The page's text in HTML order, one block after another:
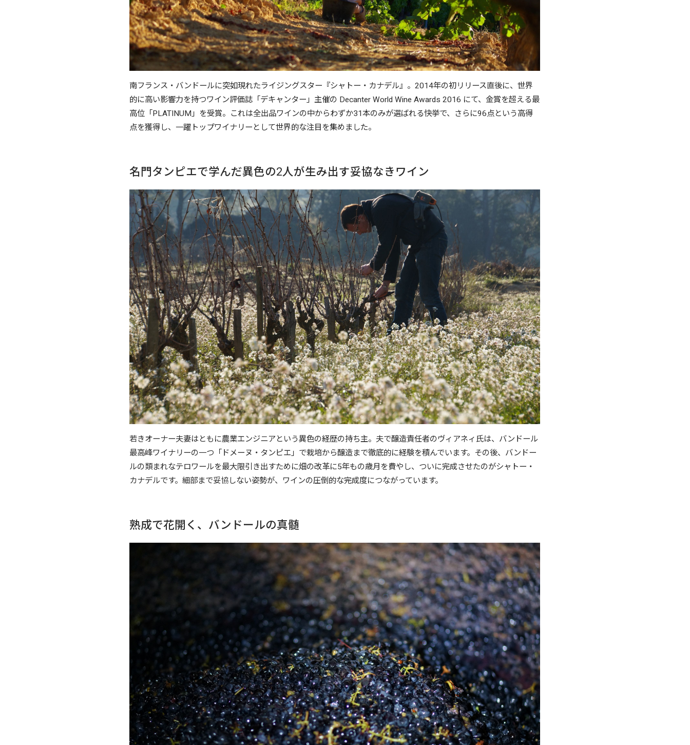
南フランス・バンドールに突如現れたライジングスター『シャトー・カナデル』。2014年の初リリース直後に、世界
的に高い影響力を持つワイン評価誌「デキャンター」主催の Decanter World Wine Awards 2016 にて、金賞を超える最
高位「PLATINUM」を受賞。これは全出品ワインの中からわずか31本のみが選ばれる快挙で、さらに96点という高得
点を獲得し、一躍トップワイナリーとして世界的な注目を集めました。
名門タンピエで学んだ異色の2人が生み出す妥協なきワイン
若きオーナー夫妻はともに農業エンジニアという異色の経歴の持ち主。夫で醸造責任者のヴィアネィ氏は、バンドール
最高峰ワイナリーの一つ「ドメーヌ・タンピエ」で栽培から醸造まで徹底的に経験を積んでいます。その後、バンドー
ルの類まれなテロワールを最大限引き出すために畑の改革に5年もの歳月を費やし、ついに完成させたのがシャトー・
カナデルです。細部まで妥協しない姿勢が、ワインの圧倒的な完成度につながっています。
熟成で花開く、バンドールの真髄